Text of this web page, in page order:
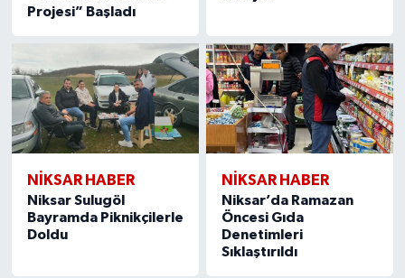
Projesi” Başladı
NİKSAR HABER
Niksar Sulugöl
Bayramda Piknikçilerle
Doldu
NİKSAR HABER
Niksar’da Ramazan
Öncesi Gıda
Denetimleri
Sıklaştırıldı